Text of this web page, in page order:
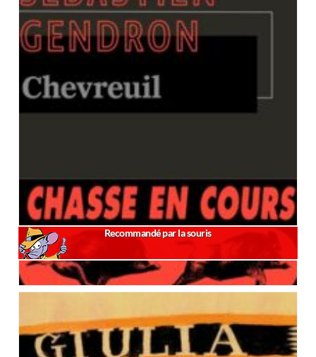
Recommandé par la souris